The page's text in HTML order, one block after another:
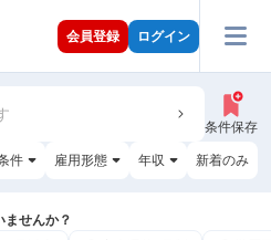
会員登録 ログイン
条件保存
件 雇用形態 年収 新着のみ
ませんか？